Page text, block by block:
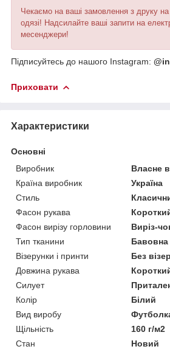
Чекаємо на ваші замовлення з друку
одязі! Надсилайте ваші запити на
месенджери!
Підписуйтесь до нашого Instagram:
Приховати
Характеристики
Основні
Виробник
Власне
Країна виробник
Україна
Стиль
Фасон рукава
Фасон вирізу горловини
Виріз-
Тип тканини
Бавовна
Візерунки і принти
Без
Довжина рукава
Силует
Колір
Білий
Вид виробу
Щільність
160 г/м2
Стан
Новий